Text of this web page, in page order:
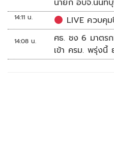
นายก อบจ.นนท
14:11 น. LIVE ควบคุ
14:08 น.
ศธ. ชง 6 มาตรก
เข้า ครม. พรุ่งนี้